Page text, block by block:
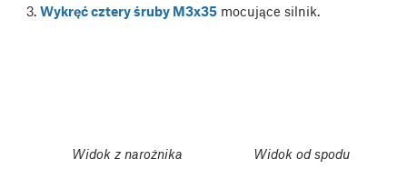
Wykręć cztery śruby M3x35mocujące silnik.
Widok z narożnika
Widok od spodu